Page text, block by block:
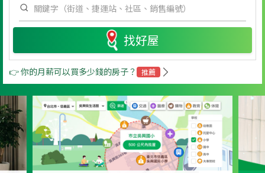
找好屋
👉 你的月薪可以買多少錢的房子？ 推薦